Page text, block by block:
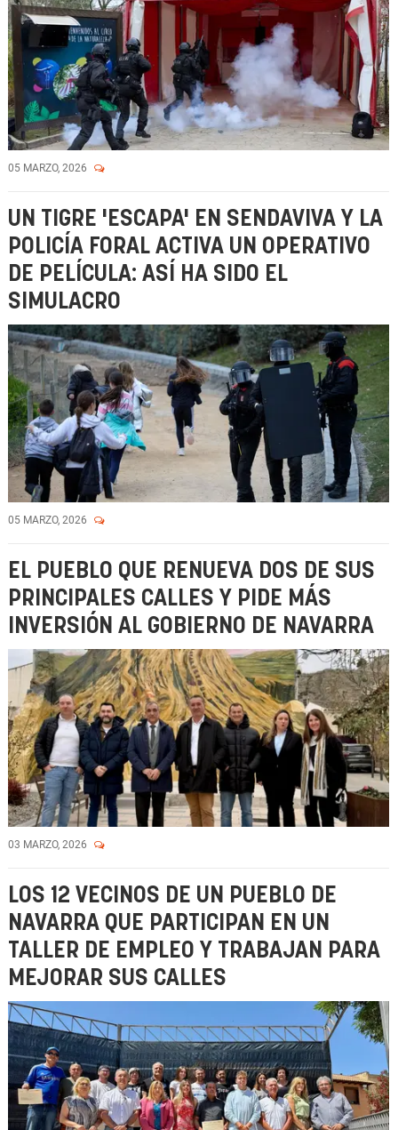
05 MARZO, 2026
UN TIGRE 'ESCAPA' EN SENDAVIVA Y LA
POLICÍA FORAL ACTIVA UN OPERATIVO
DE PELÍCULA: ASÍ HA SIDO EL
SIMULACRO
05 MARZO, 2026
EL PUEBLO QUE RENUEVA DOS DE SUS
PRINCIPALES CALLES Y PIDE MÁS
INVERSIÓN AL GOBIERNO DE NAVARRA
03 MARZO, 2026
LOS 12 VECINOS DE UN PUEBLO DE
NAVARRA QUE PARTICIPAN EN UN
TALLER DE EMPLEO Y TRABAJAN PARA
MEJORAR SUS CALLES